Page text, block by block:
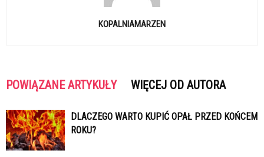
KOPALNIAMARZEN
POWIĄZANE ARTYKUŁY WIĘCEJ OD AUTORA
DLACZEGO WARTO KUPIĆ OPAŁ PRZED KOŃCEM
ROKU?